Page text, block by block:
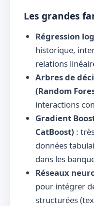
Les grandes
Régression
historique,
relations
Arbres de
(Random
interactions
Gradient
CatBoost) :
données
dans les
Réseaux
pour intégrer
structurées